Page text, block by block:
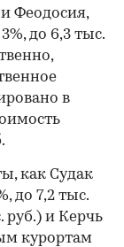
Феодосия,
до 6,3 тыс.
в
как Судак
до 7,2 тыс.
руб.) и Керчь
курортам